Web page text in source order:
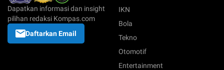
Dapatkan informasi dan insight
pilihan redaksi Kompas.com
Daftarkan Email
IKN
Bola
Tekno
Otomotif
Entertainment